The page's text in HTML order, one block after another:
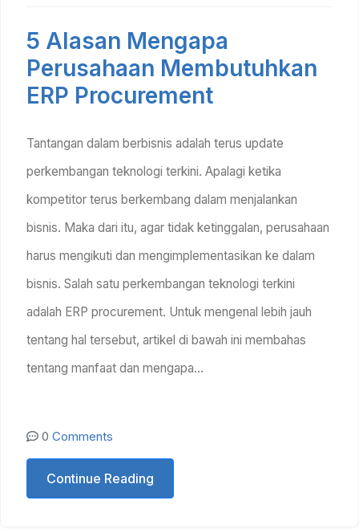
5 Alasan Mengapa
Perusahaan Membutuhkan
ERP Procurement
Tantangan dalam berbisnis adalah terus update
perkembangan teknologi terkini. Apalagi ketika
kompetitor terus berkembang dalam menjalankan
bisnis. Maka dari itu, agar tidak ketinggalan, perusahaan
harus mengikuti dan mengimplementasikan ke dalam
bisnis. Salah satu perkembangan teknologi terkini
adalah ERP procurement. Untuk mengenal lebih jauh
tentang hal tersebut, artikel di bawah ini membahas
tentang manfaat dan mengapa…
0 Comments
Continue Reading